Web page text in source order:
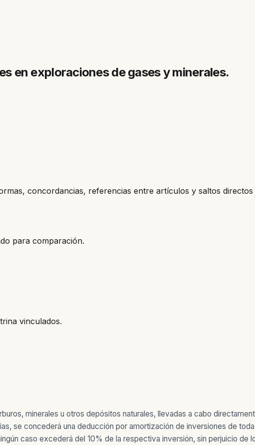
en exploraciones de gases y minerales.
concordancias, referencias entre artículos y saltos
para comparación.
vinculados.
minerales u otros depósitos naturales, llevadas a cabo
se concederá una deducción por amortización de inversiones de
caso excederá del 10% de la respectiva inversión, sin perjuicio de